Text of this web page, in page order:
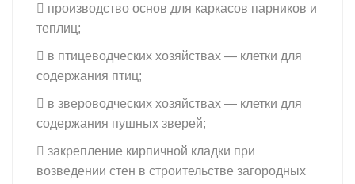
 производство основ для каркасов парников и
теплиц;
 в птицеводческих хозяйствах — клетки для
содержания птиц;
 в звероводческих хозяйствах — клетки для
содержания пушных зверей;
 закрепление кирпичной кладки при
возведении стен в строительстве загородных